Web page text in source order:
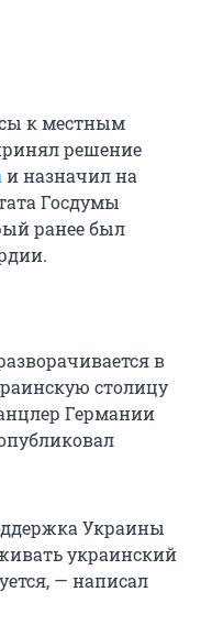
к местным
решение
и назначил на
Госдумы
ранее был
в
столицу
Германии
Украины
украинский
— написал